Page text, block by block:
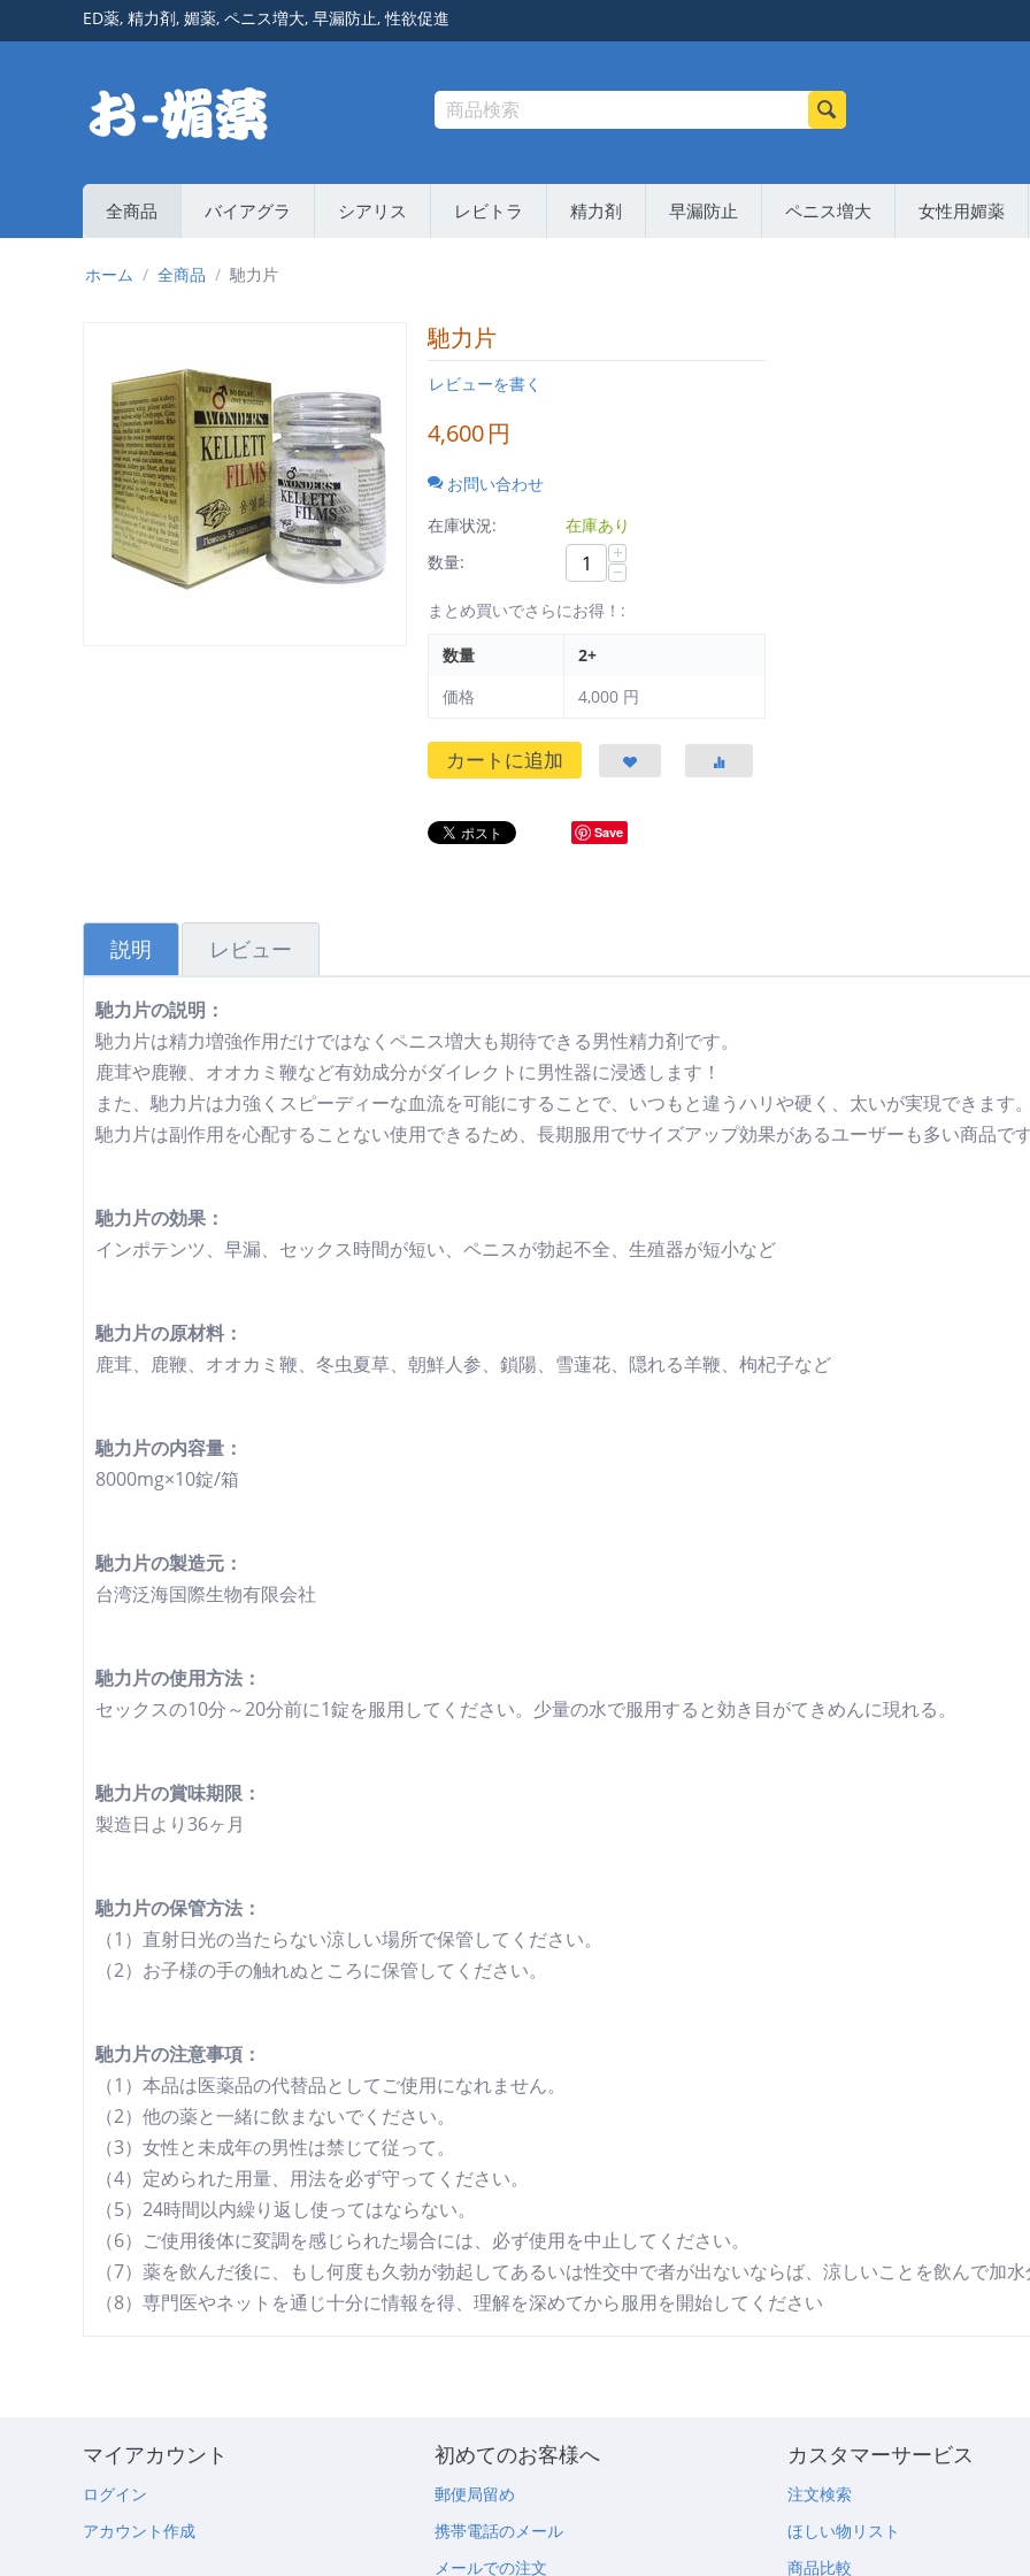
ED薬, 精力剤, 媚薬, ペニス増大, 早漏防止,性欲促進
全商品 バイアグラ シアリス レビトラ 精力剤 早漏防止 ペニス増大 女性用媚薬
ホーム / 全商品 / 馳力片
馳力片
レビューを書く
4,600円
お問い合わせ
在庫状況:
在庫あり
数量:
+
−
まとめ買いでさらにお得！:
数量
2+
価格
4,000 円
カートに追加
Save
説明 レビュー
馳力片の説明：
馳力片は精力増強作用だけではなくペニス増大も期待できる男性精力剤です。
鹿茸や鹿鞭、オオカミ鞭など有効成分がダイレクトに男性器に浸透します！
また、馳力片は力強くスピーディーな血流を可能にすることで、いつもと違うハリや硬く、太いが実現できます
馳力片は副作用を心配することない使用できるため、長期服用でサイズアップ効果があるユーザーも多い商品で
馳力片の効果：
インポテンツ、早漏、セックス時間が短い、ペニスが勃起不全、生殖器が短小など
馳力片の原材料：
鹿茸、鹿鞭、オオカミ鞭、冬虫夏草、朝鮮人参、鎖陽、雪蓮花、隠れる羊鞭、枸杞子など
馳力片の内容量：
8000mg×10錠/箱
馳力片の製造元：
台湾泛海国際生物有限会社
馳力片の使用方法：
セックスの10分～20分前に1錠を服用してください。少量の水で服用すると効き目がてきめんに現れる。
馳力片の賞味期限：
製造日より36ヶ月
馳力片の保管方法：
（1）直射日光の当たらない涼しい場所で保管してください。
（2）お子様の手の触れぬところに保管してください。
馳力片の注意事項：
（1）本品は医薬品の代替品としてご使用になれません。
（2）他の薬と一緒に飲まないでください。
（3）女性と未成年の男性は禁じて従って。
（4）定められた用量、用法を必ず守ってください。
（5）24時間以内繰り返し使ってはならない。
（6）ご使用後体に変調を感じられた場合には、必ず使用を中止してください。
（7）薬を飲んだ後に、もし何度も久勃が勃起してあるいは性交中で者が出ないならば、涼しいことを飲んで加
（8）専門医やネットを通じ十分に情報を得、理解を深めてから服用を開始してください
マイアカウント
ログイン
アカウント作成
初めてのお客様へ
郵便局留め
携帯電話のメール
メールでの注文
カスタマーサービス
注文検索
ほしい物リスト
商品比較